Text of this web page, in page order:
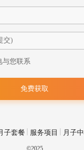
和服务内容的不同而有
万元之间，具体取决于
与您联系
子套餐 服务项目 月子
©2025